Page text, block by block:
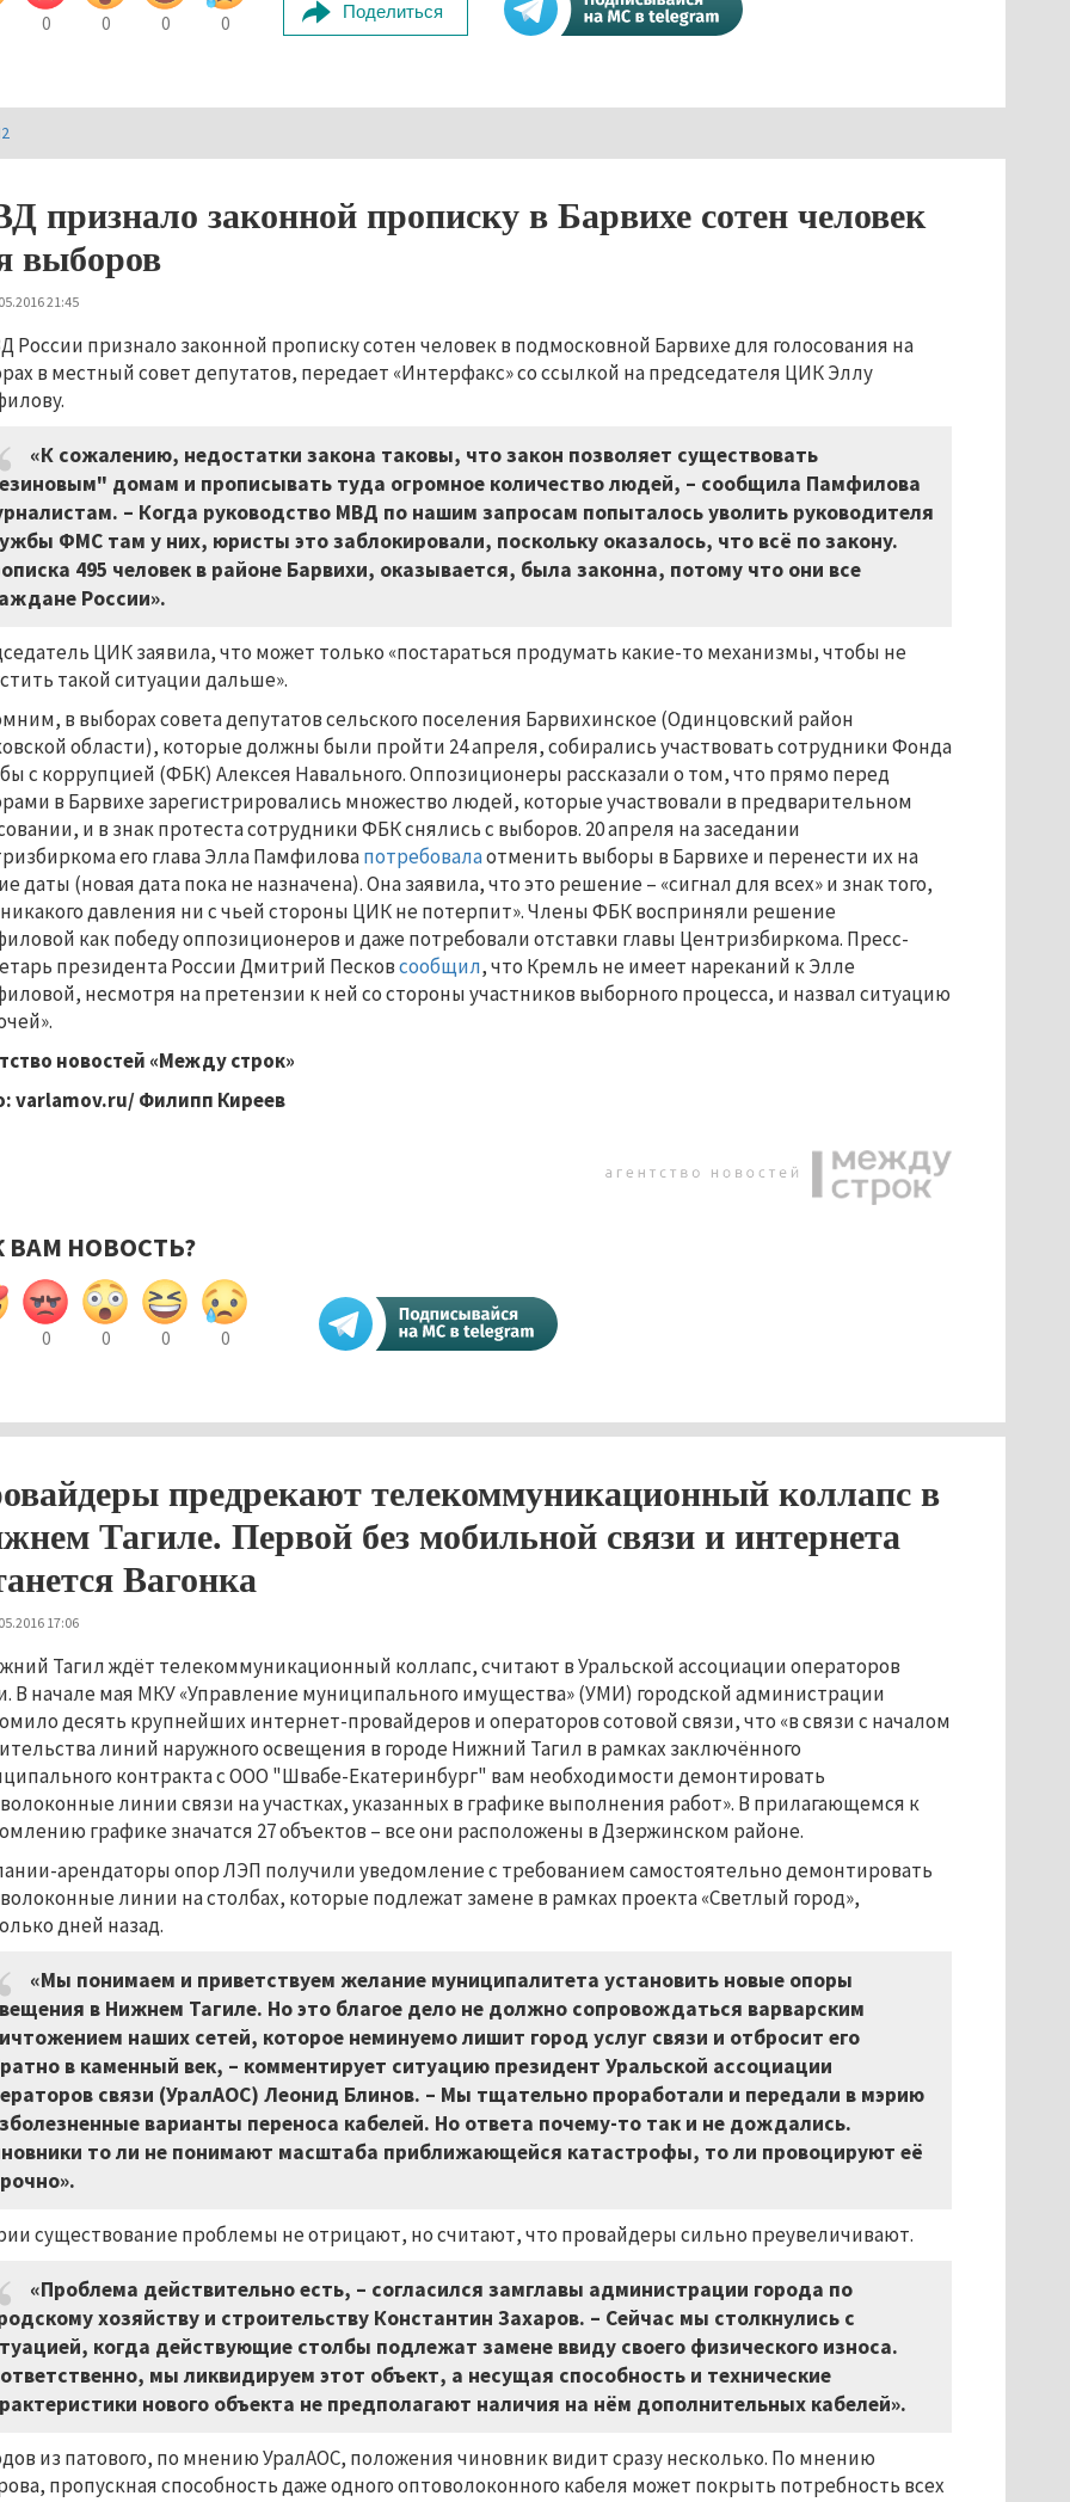
0 0 0 0
Поделиться
признало законной прописку в Барвихе сотен человек
выборов
21:45
России признало законной прописку сотен человек в подмосковной Барвихе для голосования на
в местный совет депутатов, передает «Интерфакс» со ссылкой на председателя ЦИК Эллу
«К сожалению, недостатки закона таковы, что закон позволяет существовать
домам и прописывать туда огромное количество людей, – сообщила Памфилова
– Когда руководство МВД по нашим запросам попыталось уволить руководителя
ФМС там у них, юристы это заблокировали, поскольку оказалось, что всё по закону.
495 человек в районе Барвихи, оказывается, была законна, потому что они все
России».
ЦИК заявила, что может только «постараться продумать какие-то механизмы, чтобы не
такой ситуации дальше».
в выборах совета депутатов сельского поселения Барвихинское (Одинцовский район
области), которые должны были пройти 24 апреля, собирались участвовать сотрудники Фонда
с коррупцией (ФБК) Алексея Навального. Оппозиционеры рассказали о том, что прямо перед
в Барвихе зарегистрировались множество людей, которые участвовали в предварительном
и в знак протеста сотрудники ФБК снялись с выборов. 20 апреля на заседании
его глава Элла Памфиловапотребовалаотменить выборы в Барвихе и перенести их на
даты (новая дата пока не назначена). Она заявила, что это решение – «сигнал для всех» и знак того,
давления ни с чьей стороны ЦИК не потерпит». Члены ФБК восприняли решение
как победу оппозиционеров и даже потребовали отставки главы Центризбиркома. Пресс-
президента России Дмитрий Песковсообщил, что Кремль не имеет нареканий к Элле
несмотря на претензии к ней со стороны участников выборного процесса, и назвал ситуацию
новостей «Между строк»
varlamov.ru/ Филипп Киреев
ВАМ НОВОСТЬ?
0 0 0 0
предрекают телекоммуникационный коллапс в
Тагиле. Первой без мобильной связи и интернета
Вагонка
17:06
Тагил ждёт телекоммуникационный коллапс, считают в Уральской ассоциации операторов
В начале мая МКУ «Управление муниципального имущества» (УМИ) городской администрации
десять крупнейших интернет-провайдеров и операторов сотовой связи, что «в связи с началом
линий наружного освещения в городе Нижний Тагил в рамках заключённого
контракта с ООО "Швабе-Екатеринбург" вам необходимости демонтировать
линии связи на участках, указанных в графике выполнения работ». В прилагающемся к
графике значатся 27 объектов – все они расположены в Дзержинском районе.
арендаторы опор ЛЭП получили уведомление с требованием самостоятельно демонтировать
линии на столбах, которые подлежат замене в рамках проекта «Светлый город»,
дней назад.
«Мы понимаем и приветствуем желание муниципалитета установить новые опоры
в Нижнем Тагиле. Но это благое дело не должно сопровождаться варварским
наших сетей, которое неминуемо лишит город услуг связи и отбросит его
в каменный век, – комментирует ситуацию президент Уральской ассоциации
связи (УралАОС) Леонид Блинов. – Мы тщательно проработали и передали в мэрию
варианты переноса кабелей. Но ответа почему-то так и не дождались.
то ли не понимают масштаба приближающейся катастрофы, то ли провоцируют её
существование проблемы не отрицают, но считают, что провайдеры сильно преувеличивают.
«Проблема действительно есть, – согласился замглавы администрации города по
хозяйству и строительству Константин Захаров. – Сейчас мы столкнулись с
когда действующие столбы подлежат замене ввиду своего физического износа.
мы ликвидируем этот объект, а несущая способность и технические
нового объекта не предполагают наличия на нём дополнительных кабелей».
из патового, по мнению УралАОС, положения чиновник видит сразу несколько. По мнению
пропускная способность даже одного оптоволоконного кабеля может покрыть потребность всех